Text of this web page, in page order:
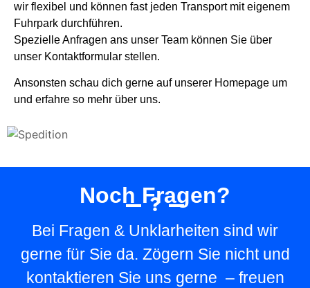
wir flexibel und können fast jeden Transport mit eigenem
Fuhrpark durchführen.
Spezielle Anfragen ans unser Team können Sie über
unser Kontaktformular stellen.
Ansonsten schau dich gerne auf unserer Homepage um
und erfahre so mehr über uns.
Noch Fragen?
Bei Fragen & Unklarheiten sind wir
gerne für Sie da. Zögern Sie nicht und
kontaktieren Sie uns gerne – freuen